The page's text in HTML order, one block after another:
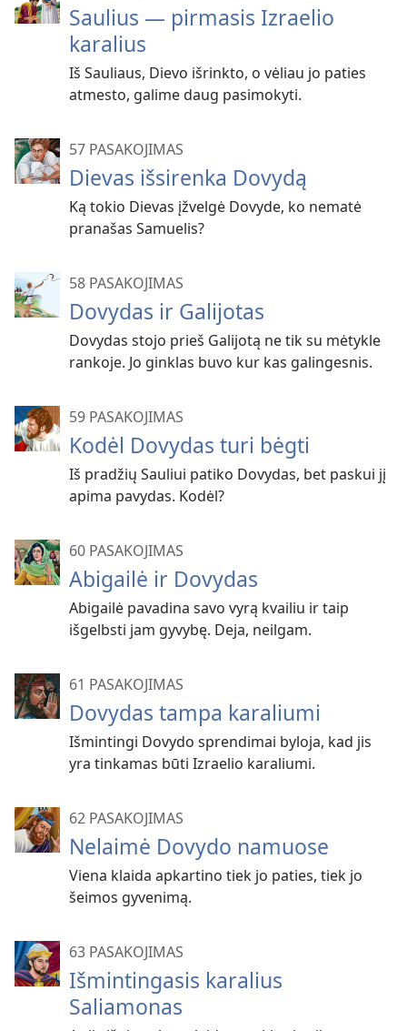
Saulius — pirmasis Izraelio
karalius
Iš Sauliaus, Dievo išrinkto, o vėliau jo paties
atmesto, galime daug pasimokyti.
57 PASAKOJIMAS
Dievas išsirenka Dovydą
Ką tokio Dievas įžvelgė Dovyde, ko nematė
pranašas Samuelis?
58 PASAKOJIMAS
Dovydas ir Galijotas
Dovydas stojo prieš Galijotą ne tik su mėtykle
rankoje. Jo ginklas buvo kur kas galingesnis.
59 PASAKOJIMAS
Kodėl Dovydas turi bėgti
Iš pradžių Sauliui patiko Dovydas, bet paskui jį
apima pavydas. Kodėl?
60 PASAKOJIMAS
Abigailė ir Dovydas
Abigailė pavadina savo vyrą kvailiu ir taip
išgelbsti jam gyvybę. Deja, neilgam.
61 PASAKOJIMAS
Dovydas tampa karaliumi
Išmintingi Dovydo sprendimai byloja, kad jis
yra tinkamas būti Izraelio karaliumi.
62 PASAKOJIMAS
Nelaimė Dovydo namuose
Viena klaida apkartino tiek jo paties, tiek jo
šeimos gyvenimą.
63 PASAKOJIMAS
Išmintingasis karalius
Saliamonas